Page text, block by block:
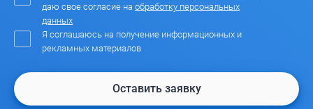
даю свое согласие на обработку персональных
данных
Я соглашаюсь на получение информационных и
рекламных материалов
Оставить заявку